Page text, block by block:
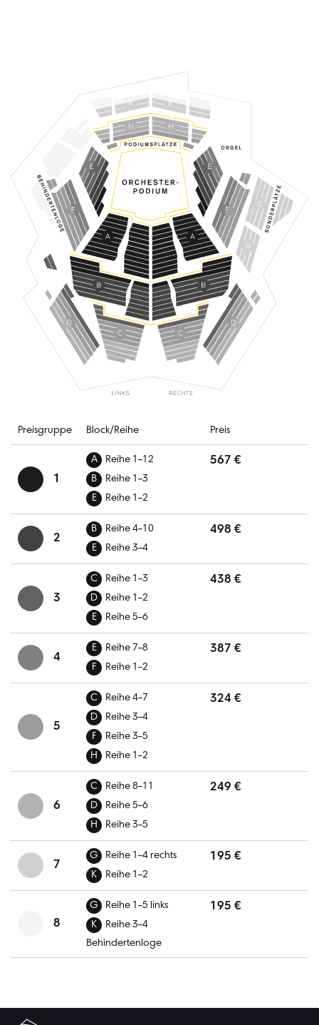
Preisgruppe Block/Reihe Preis
1
A
Reihe 1–12
B
Reihe 1–3
E
Reihe 1–2
567 €
2
B
Reihe 4–10
E
Reihe 3–4
498 €
3
C
Reihe 1–3
D
Reihe 1–2
E
Reihe 5–6
438 €
4
E
Reihe 7–8
F
Reihe 1–2
387 €
5
C
Reihe 4–7
D
Reihe 3–4
F
Reihe 3–5
H
Reihe 1–2
324 €
6
C
Reihe 8–11
D
Reihe 5–6
H
Reihe 3–5
249 €
7
G
Reihe 1–4 rechts
K
Reihe 1–2
195 €
8
G
Reihe 1–5 links
K
Reihe 3–4
Behindertenloge
195 €